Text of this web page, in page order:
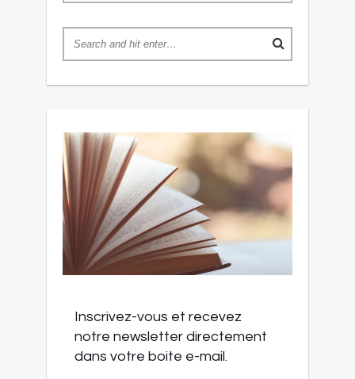
Inscrivez-vous et recevez
notre newsletter directement
dans votre boite e-mail.